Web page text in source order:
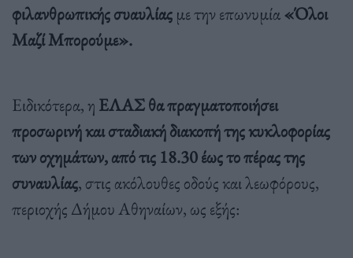
φιλανθρωπικής συαυλίας με την επωνυμία«Όλοι
Μαζί Μπορούμε».
Ειδικότερα, η ΕΛΑΣ θα πραγματοποιήσει
προσωρινή και σταδιακή διακοπή της κυκλοφορίας
των οχημάτων, από τις 18.30 έως το πέρας της
συναυλίας, στις ακόλουθες οδούς και λεωφόρους,
περιοχής Δήμου Αθηναίων, ως εξής: